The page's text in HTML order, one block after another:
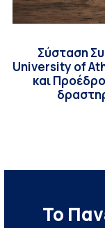
Σύσταση
University of
και
Το